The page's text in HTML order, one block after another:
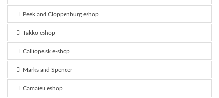
Peek and Cloppenburg eshop
Takko eshop
Calliope.sk e-shop
Marks and Spencer
Camaieu eshop